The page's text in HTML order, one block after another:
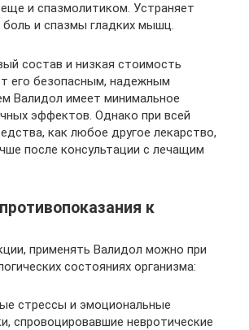
и спазмолитиком. Устраняет
боль и спазмы гладких мышц.
состав и низкая стоимость
его безопасным, надежным
Валидол имеет минимальное
эффектов. Однако при всей
как любое другое лекарство,
после консультации с лечащим
к
применять Валидол можно при
состояниях организма:
стрессы и эмоциональные
спровоцировавшие невротические